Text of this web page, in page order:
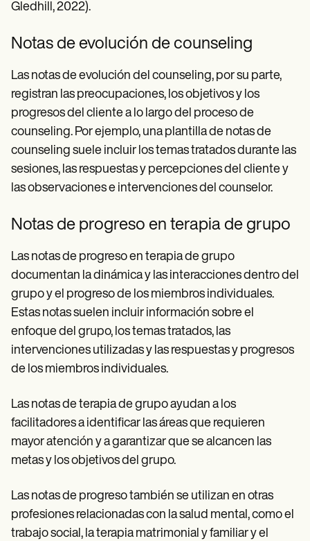
Gledhill, 2022).
Notas de evolución de counseling
Las notas de evolución del counseling, por su parte,
registran las preocupaciones, los objetivos y los
progresos del cliente a lo largo del proceso de
counseling. Por ejemplo, una plantilla de notas de
counseling suele incluir los temas tratados durante las
sesiones, las respuestas y percepciones del cliente y
las observaciones e intervenciones del counselor.
Notas de progreso en terapia de grupo
Las notas de progreso en terapia de grupo
documentan la dinámica y las interacciones dentro del
grupo y el progreso de los miembros individuales.
Estas notas suelen incluir información sobre el
enfoque del grupo, los temas tratados, las
intervenciones utilizadas y las respuestas y progresos
de los miembros individuales.
Las notas de terapia de grupo ayudan a los
facilitadores a identificar las áreas que requieren
mayor atención y a garantizar que se alcancen las
metas y los objetivos del grupo.
Las notas de progreso también se utilizan en otras
profesiones relacionadas con la salud mental, como el
trabajo social, la terapia matrimonial y familiar y el